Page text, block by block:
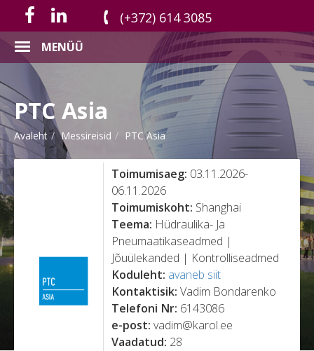
(+372) 614 3085
MENÜÜ
PTC Asia
Avaleht Messireisid PTC Asia
Toimumisaeg: 03.11.2026-
06.11.2026
Toimumiskoht: Shanghai
Teema: Hüdraulika- Ja
Pneumaatikaseadmed |
Jõuülekanded | Kontrolliseadmed
Koduleht: avaneb siit
Kontaktisik:Vadim Bondarenko
Telefoni Nr: 6143086
e-post:vadim@karol.ee
Vaadatud: 28